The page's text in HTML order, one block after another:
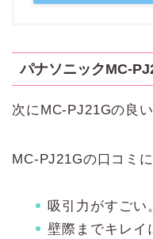
パナソニックMC-
次にMC-PJ21Gの良
MC-PJ21Gの口コミに
吸引力がすごい
壁際までキレイ